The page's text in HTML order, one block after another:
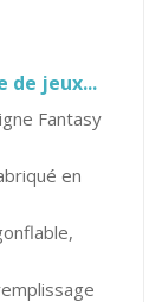
de jeux...
Fantasy
en